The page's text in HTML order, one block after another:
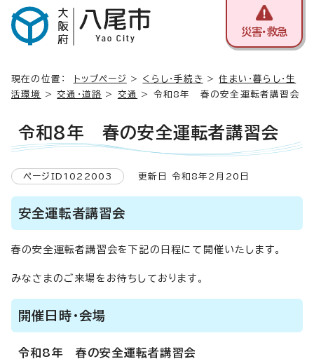
災害・救急
現在の位置： トップページ > くらし・手続き >住まい・暮らし・生
活環境
>交通・道路 > 交通 > 令和8年 春の安全運転者講習会
令和8年 春の安全運転者講習会
ページID1022003 更新日 令和8年2月20日
安全運転者講習会
春の安全運転者講習会を下記の日程にて開催いたします。
みなさまのご来場をお待ちしております。
開催日時・会場
令和8年 春の安全運転者講習会